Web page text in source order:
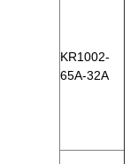
KR1002-
65A-32A